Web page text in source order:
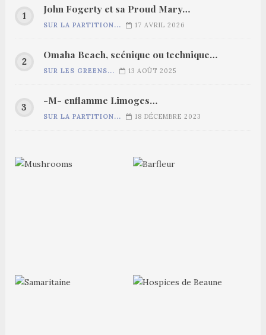
John Fogerty et sa Proud Mary…
SUR LA PARTITION... 17 AVRIL 2026
Omaha Beach, scénique ou technique…
SUR LES GREENS... 13 AOÛT 2025
-M- enflamme Limoges…
SUR LA PARTITION... 18 DÉCEMBRE 2023